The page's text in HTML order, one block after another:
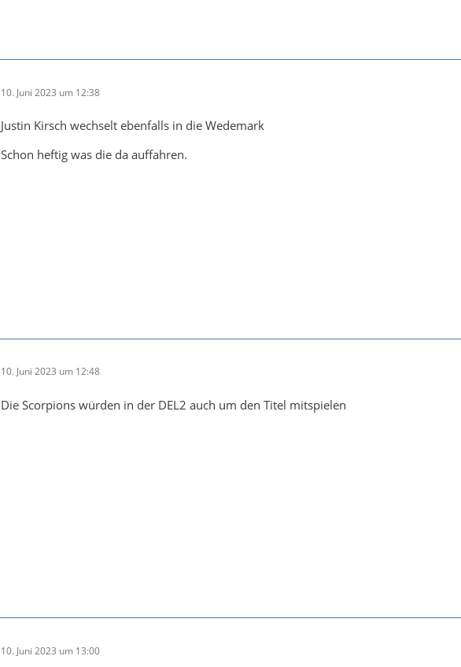
10. Juni 2023 um 12:38
Justin Kirsch wechselt ebenfalls in die Wedemark
Schon heftig was die da auffahren.
10. Juni 2023 um 12:48
Die Scorpions würden in der DEL2 auch um den Titel mitspielen
10. Juni 2023 um 13:00